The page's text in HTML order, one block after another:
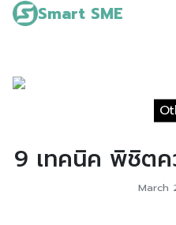
Smart SME
9 เทคนิค พิชิตค
March